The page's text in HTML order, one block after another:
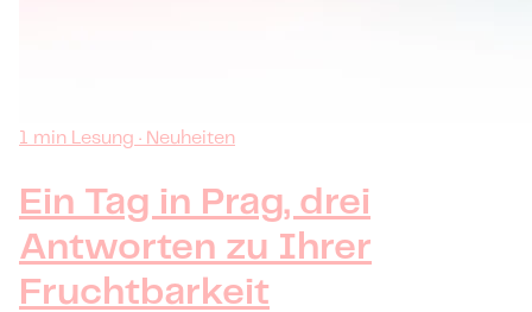
1 min Lesung · Neuheiten
Ein Tag in Prag, drei
Antworten zu Ihrer
Fruchtbarkeit